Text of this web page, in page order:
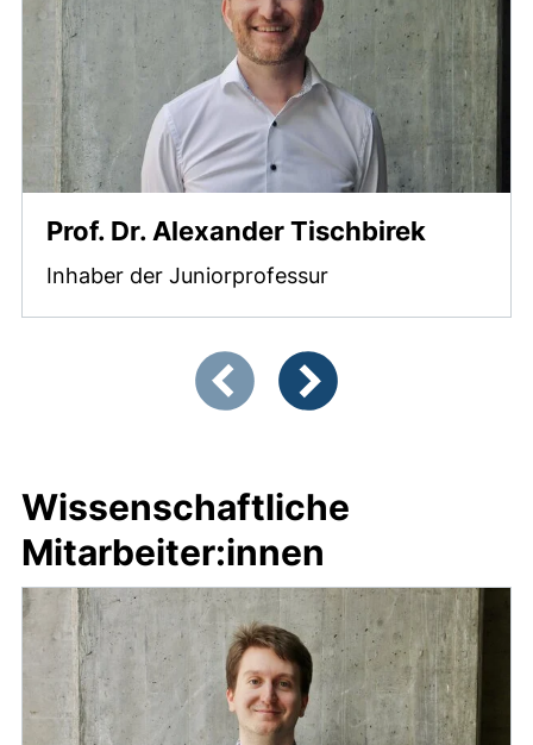
Prof. Dr. Alexander Tischbirek
Inhaber der Juniorprofessur
Zeigt Folie 1 von 2
Wissenschaftliche
Mitarbeiter:innen